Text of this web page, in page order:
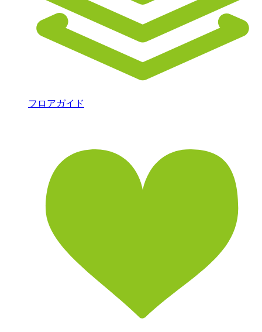
フロアガイド